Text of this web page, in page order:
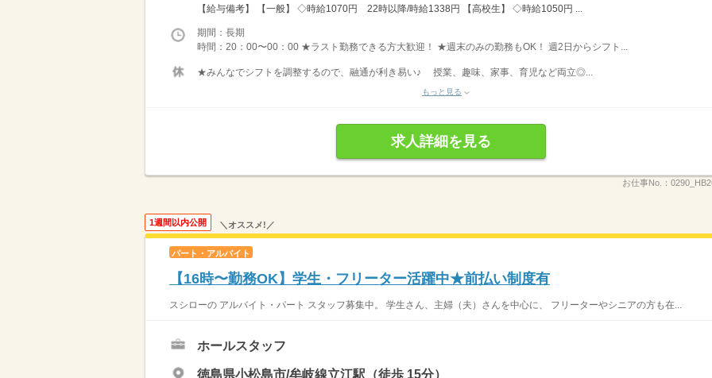
【給与備考】 【一般】 ◇時給1070円 22時以降/時給1338円 【高校生】 ◇時給1050円 ...
期間：長期
時間：20：00〜00：00 ★ラスト勤務できる方大歓迎！ ★週末のみの勤務もOK！ 週2日からシフト...
★みんなでシフトを調整するので、融通が利き易い♪ 授業、趣味、家事、育児など両立◎...
もっと見る
求人詳細を見る
お仕事No.：
1週間以内公開 ＼オススメ!／
パート・アルバイト
【16時〜勤務OK】学生・フリーター活躍中★前払い制度有
スシローの アルバイト・パート スタッフ募集中。 学生さん、主婦（夫）さんを中心に、 フリーターやシニアの方も在...
ホールスタッフ
徳島県小松島市/牟岐線立江駅（徒歩 15分）